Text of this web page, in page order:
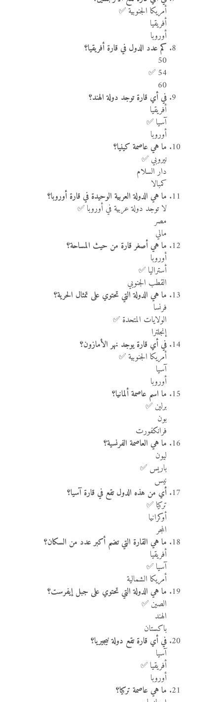
أمريكا الجنوبية ✅
أفريقيا
أوروبا
كم عدد الدول في قارة أفريقيا؟
50
54 ✅
60
في أي قارة توجد دولة الهند؟
أفريقيا
آسيا ✅
أوروبا
ما هي عاصمة كينيا؟
نيروبي ✅
دار السلام
كمبالا
ما هي الدولة العربية الوحيدة في قارة أوروبا؟
لا توجد دولة عربية في أوروبا ✅
مصر
مالي
ما هي أصغر قارة من حيث المساحة؟
أوروبا
أستراليا ✅
القطب الجنوبي
ما هي الدولة التي تحتوي على تمثال الحرية؟
فرنسا
الولايات المتحدة ✅
إنجلترا
في أي قارة يوجد نهر الأمازون؟
أمريكا الجنوبية ✅
آسيا
أوروبا
ما اسم عاصمة ألمانيا؟
برلين ✅
بون
فرانكفورت
ما هي العاصمة الفرنسية؟
ليون
باريس ✅
نيس
أي من هذه الدول تقع في قارة آسيا؟
تركيا ✅
أوكرانيا
المجر
ما هي القارة التي تضم أكبر عدد من السكان؟
أفريقيا
آسيا ✅
أمريكا الشمالية
ما هي الدولة التي تحتوي على جبل إيفرست؟
الصين ✅
الهند
باكستان
في أي قارة تقع دولة نيجيريا؟
آسيا
أفريقيا ✅
أوروبا
ما هي عاصمة تركيا؟